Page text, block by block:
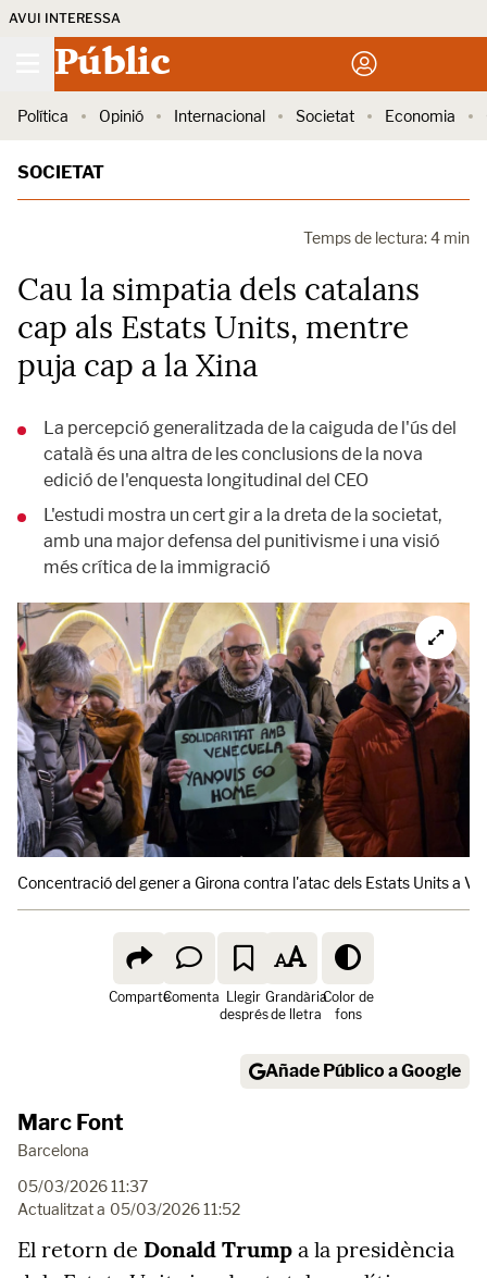
AVUI INTERESSA
Públic
Política Opinió Internacional Societat Economia
SOCIETAT
Temps de lectura: 4 min
Cau la simpatia dels catalans
cap als Estats Units, mentre
puja cap a la Xina
La percepció generalitzada de la caiguda de l'ús del
català és una altra de les conclusions de la nova
edició de l'enquesta longitudinal del CEO
L'estudi mostra un cert gir a la dreta de la societat,
amb una major defensa del punitivisme i una visió
més crítica de la immigració
Concentració del gener a Girona contra l'atac dels Estats Units a
ComparteComenta Llegir
després
Grandària
de lletra
Color de
fons
Añade Público a Google
Marc Font
Barcelona
05/03/2026 11:37
Actualitzat a 05/03/2026 11:52
El retorn de Donald Trump a la presidència